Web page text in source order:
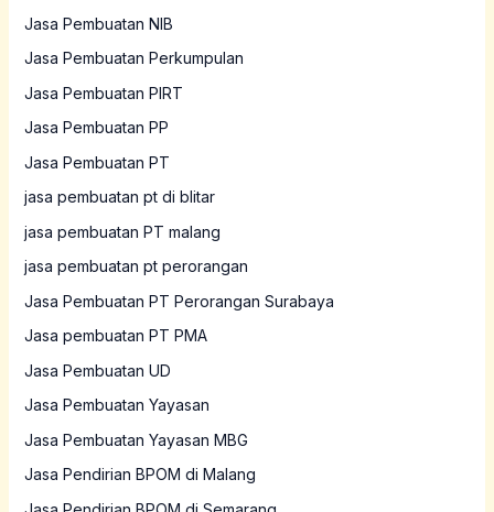
Jasa Pembuatan NIB
Jasa Pembuatan Perkumpulan
Jasa Pembuatan PIRT
Jasa Pembuatan PP
Jasa Pembuatan PT
jasa pembuatan pt di blitar
jasa pembuatan PT malang
jasa pembuatan pt perorangan
Jasa Pembuatan PT Perorangan Surabaya
Jasa pembuatan PT PMA
Jasa Pembuatan UD
Jasa Pembuatan Yayasan
Jasa Pembuatan Yayasan MBG
Jasa Pendirian BPOM di Malang